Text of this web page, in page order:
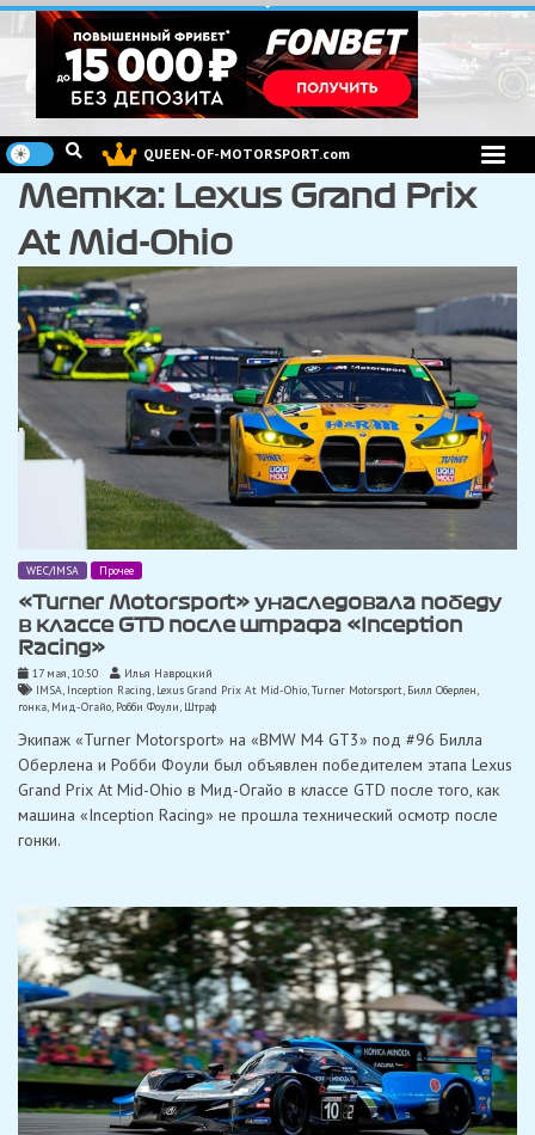
Перейти
к
содержимому
QUEEN-OF-MOTORSPORT.com
Метка: Lexus Grand Prix
At Mid-Ohio
WEC/IMSA Прочее
«Turner Motorsport» унаследовала победу
в классе GTD после штрафа «Inception
Racing»
17 мая, 10:50
Илья Навроцкий
IMSA, Inception Racing, Lexus Grand Prix At Mid-Ohio,Turner Motorsport, Билл Оберлен
гонка, Мид-Огайо, Робби Фоули, Штраф
Экипаж «Turner Motorsport» на «BMW M4 GT3» под #96 Билла
Оберлена и Робби Фоули был объявлен победителем этапа Lexus
Grand Prix At Mid-Ohio в Мид-Огайо в классе GTD после того, как
машина «Inception Racing» не прошла технический осмотр после
гонки.